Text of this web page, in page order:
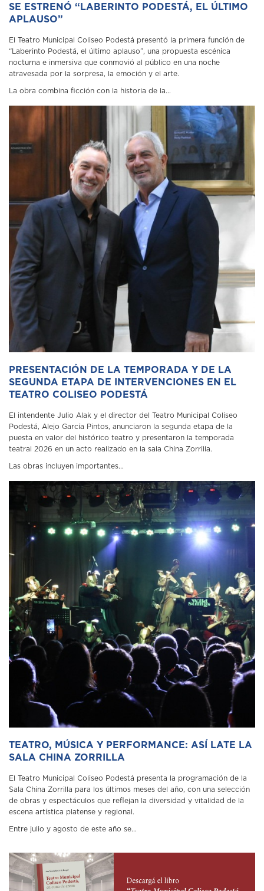
SE ESTRENÓ “LABERINTO PODESTÁ, EL ÚLTIMO
APLAUSO”
El Teatro Municipal Coliseo Podestá presentó la primera función de
“Laberinto Podestá, el último aplauso”, una propuesta escénica
nocturna e inmersiva que conmovió al público en una noche
atravesada por la sorpresa, la emoción y el arte.
La obra combina ficción con la historia de la...
PRESENTACIÓN DE LA TEMPORADA Y DE LA
SEGUNDA ETAPA DE INTERVENCIONES EN EL
TEATRO COLISEO PODESTÁ
El intendente Julio Alak y el director del Teatro Municipal Coliseo
Podestá, Alejo García Pintos, anunciaron la segunda etapa de la
puesta en valor del histórico teatro y presentaron la temporada
teatral 2026 en un acto realizado en la sala China Zorrilla.
Las obras incluyen importantes...
TEATRO, MÚSICA Y PERFORMANCE: ASÍ LATE LA
SALA CHINA ZORRILLA
El Teatro Municipal Coliseo Podestá presenta la programación de la
Sala China Zorrilla para los últimos meses del año, con una selección
de obras y espectáculos que reflejan la diversidad y vitalidad de la
escena artística platense y regional.
Entre julio y agosto de este año se...